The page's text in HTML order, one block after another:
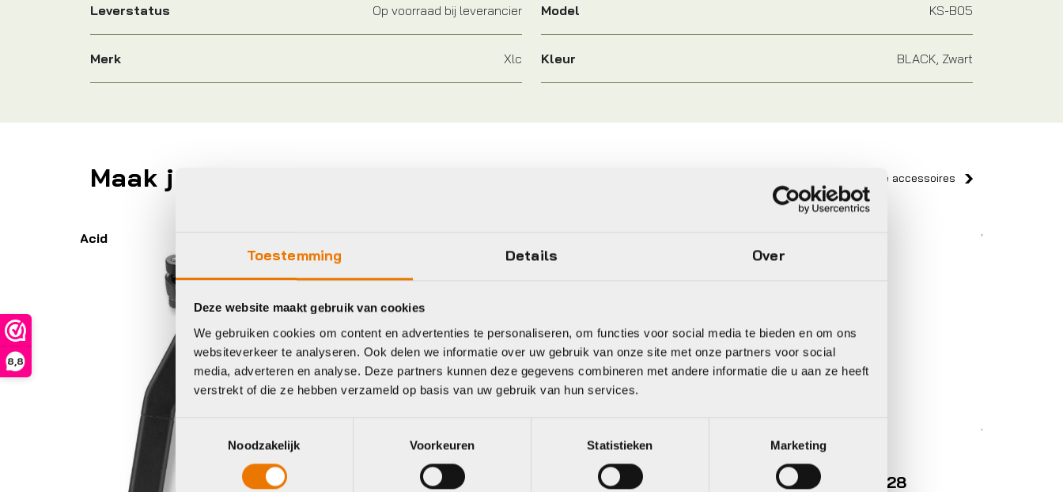
Toestemming Details Over
Deze website maakt gebruik van cookies
We gebruiken cookies om content en advertenties te personaliseren, om functies voor social media te bieden en om ons
websiteverkeer te analyseren. Ook delen we informatie over uw gebruik van onze site met onze partners voor social
media, adverteren en analyse. Deze partners kunnen deze gegevens combineren met andere informatie die u aan ze heeft
verstrekt of die ze hebben verzameld op basis van uw gebruik van hun services.
Noodzakelijk
Voorkeuren Statistieken Marketing
8,8
Leverstatus Op voorraad bij leverancier Model KS-B05
Merk Xlc Kleur BLACK, Zwart
Maak je fiets compleet Bekijk alle accessoires
Standaarden
Xlc STANDAARD
Standaarden
Xlc STANDAARD 28
17,95